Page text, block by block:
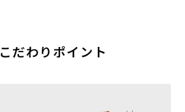
こだわりポイント